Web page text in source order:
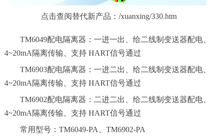
点击查阅替代新产品：/xuanxing/330.htm
TM6049配电隔离器：一进一出、给二线制变送器配电、
4~20mA隔离传输、支持 HART信号通过
TM6903配电隔离器：一进二出、给二线制变送器配电、
4~20mA隔离传输、支持 HART信号通过
TM6902配电隔离器：二进二出、给二线制变送器配电、
4~20mA隔离传输、支持 HART信号通过
常用型号：TM6049-PA、TM6902-PA